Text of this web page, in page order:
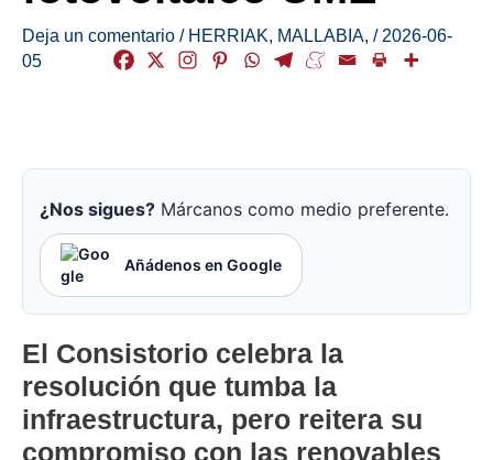
Deja un comentario / HERRIAK, MALLABIA, / 2026-06-
05
¿Nos sigues? Márcanos como medio preferente.
Añádenos en Google
El Consistorio celebra la
resolución que tumba la
infraestructura, pero reitera su
compromiso con las renovables